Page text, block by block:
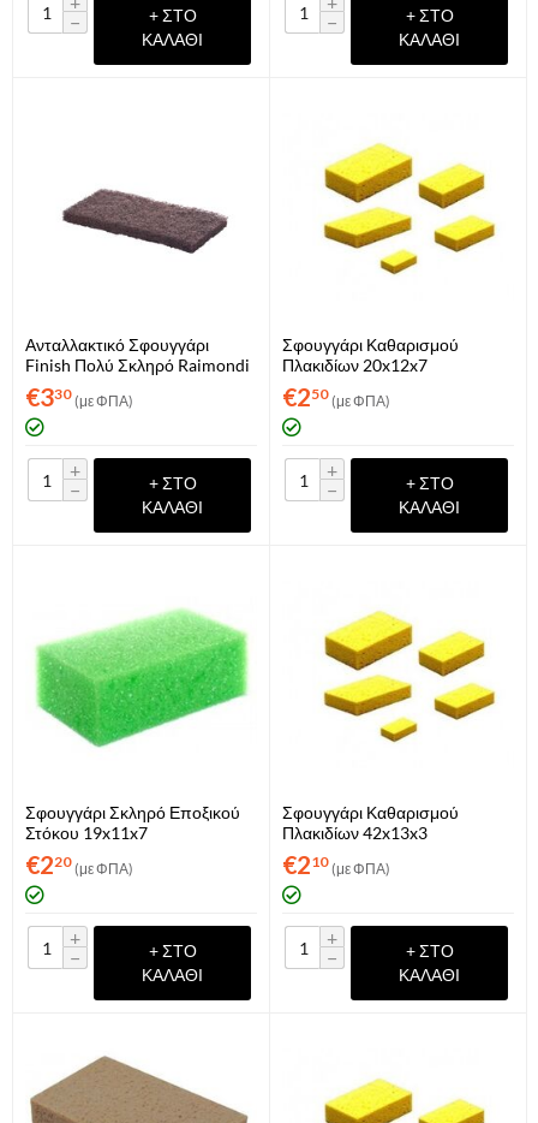
−
+ ΣΤΟ
ΚΑΛΆΘΙ
−
+ ΣΤΟ
ΚΑΛΆΘΙ
Ανταλλακτικό Σφουγγάρι
Finish Πολύ Σκληρό Raimondi
(ART. 227M)
€330 (με ΦΠΑ)
+
−
+ ΣΤΟ
ΚΑΛΆΘΙ
Σφουγγάρι Καθαρισμού
Πλακιδίων 20x12x7
€250 (με ΦΠΑ)
+
−
+ ΣΤΟ
ΚΑΛΆΘΙ
Σφουγγάρι Σκληρό Εποξικού
Στόκου 19x11x7
€220 (με ΦΠΑ)
+
−
+ ΣΤΟ
ΚΑΛΆΘΙ
Σφουγγάρι Καθαρισμού
Πλακιδίων 42x13x3
€210 (με ΦΠΑ)
+
−
+ ΣΤΟ
ΚΑΛΆΘΙ